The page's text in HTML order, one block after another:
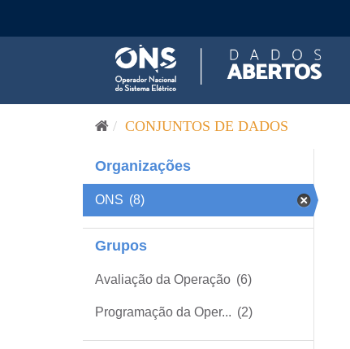
CONJUNTOS DE DADOS
Organizações
ONS (8)
Grupos
Avaliação da Operação (6)
Programação da Oper... (2)